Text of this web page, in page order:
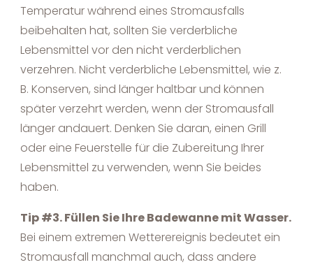
Temperatur während eines Stromausfalls
beibehalten hat, sollten Sie verderbliche
Lebensmittel vor den nicht verderblichen
verzehren. Nicht verderbliche Lebensmittel, wie z.
B. Konserven, sind länger haltbar und können
später verzehrt werden, wenn der Stromausfall
länger andauert. Denken Sie daran, einen Grill
oder eine Feuerstelle für die Zubereitung Ihrer
Lebensmittel zu verwenden, wenn Sie beides
haben.
Tip #3. Füllen Sie Ihre Badewanne mit Wasser.
Bei einem extremen Wetterereignis bedeutet ein
Stromausfall manchmal auch, dass andere